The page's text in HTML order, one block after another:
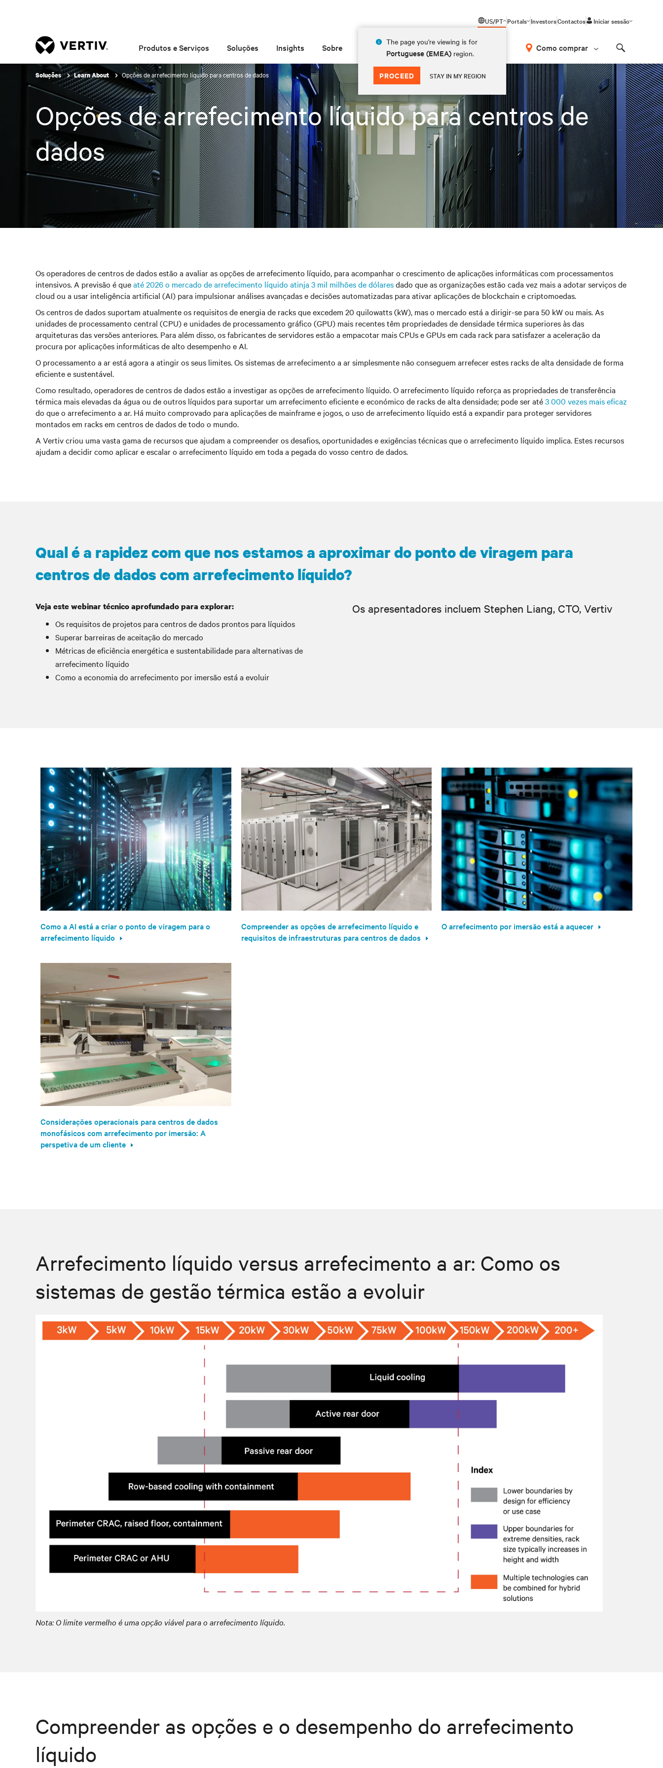
US/PT
The page you're viewing is for
Portuguese (EMEA) region.
PROCEED STAY IN MY REGION
Portals InvestorsContactos Iniciar sessão
Produtos e Serviços Soluções Insights Sobre Como comprar
Soluções Learn About Opções de arrefecimento líquido para centros de dados
Opções de arrefecimento líquido para centros de
dados
Os operadores de centros de dados estão a avaliar as opções de arrefecimento líquido, para acompanhar o crescimento de aplicações informáticas com processamentos
intensivos. A previsão é queaté 2026 o mercado de arrefecimento líquido atinja 3 mil milhões de dólaresdado que as organizações estão cada vez mais a adotar serviços de
cloud ou a usar inteligência artificial (AI) para impulsionar análises avançadas e decisões automatizadas para ativar aplicações de blockchain e criptomoedas.
Os centros de dados suportam atualmente os requisitos de energia de racks que excedem 20 quilowatts (kW), mas o mercado está a dirigir-se para 50 kW ou mais. As
unidades de processamento central (CPU) e unidades de processamento gráfico (GPU) mais recentes têm propriedades de densidade térmica superiores às das
arquiteturas das versões anteriores. Para além disso, os fabricantes de servidores estão a empacotar mais CPUs e GPUs em cada rack para satisfazer a aceleração da
procura por aplicações informáticas de alto desempenho e AI.
O processamento a ar está agora a atingir os seus limites. Os sistemas de arrefecimento a ar simplesmente não conseguem arrefecer estes racks de alta densidade de forma
eficiente e sustentável.
Como resultado, operadores de centros de dados estão a investigar as opções de arrefecimento líquido. O arrefecimento líquido reforça as propriedades de transferência
térmica mais elevadas da água ou de outros líquidos para suportar um arrefecimento eficiente e económico de racks de alta densidade; pode ser até3 000 vezes mais eficaz
do que o arrefecimento a ar. Há muito comprovado para aplicações de mainframe e jogos, o uso de arrefecimento líquido está a expandir para proteger servidores
montados em racks em centros de dados de todo o mundo.
A Vertiv criou uma vasta gama de recursos que ajudam a compreender os desafios, oportunidades e exigências técnicas que o arrefecimento líquido implica. Estes recursos
ajudam a decidir como aplicar e escalar o arrefecimento líquido em toda a pegada do vosso centro de dados.
Qual é a rapidez com que nos estamos a aproximar do ponto de viragem para
centros de dados com arrefecimento líquido?
Veja este webinar técnico aprofundado para explorar:
Os requisitos de projetos para centros de dados prontos para líquidos
Superar barreiras de aceitação do mercado
Métricas de eficiência energética e sustentabilidade para alternativas de
arrefecimento líquido
Como a economia do arrefecimento por imersão está a evoluir
Os apresentadores incluem Stephen Liang, CTO, Vertiv
Como a AI está a criar o ponto de viragem para o
arrefecimento líquido
Compreender as opções de arrefecimento líquido e
requisitos de infraestruturas para centros de dados
O arrefecimento por imersão está a aquecer
Considerações operacionais para centros de dados
monofásicos com arrefecimento por imersão: A
perspetiva de um cliente
Arrefecimento líquido versus arrefecimento a ar: Como os
sistemas de gestão térmica estão a evoluir
Nota: O limite vermelho é uma opção viável para o arrefecimento líquido.
Compreender as opções e o desempenho do arrefecimento
líquido